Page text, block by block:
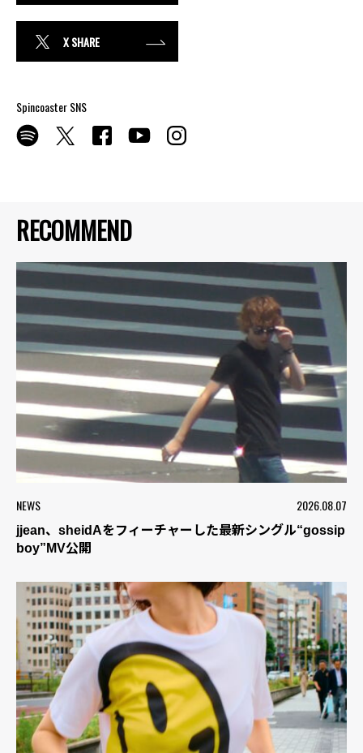
RECOMMEND
NEWS 2026.08.07
jjean、sheidAをフィーチャーした最新シングル“gossip
boy”MV公開
X SHARE
Spincoaster SNS